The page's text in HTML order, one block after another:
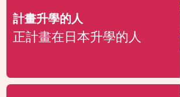
計畫升學的人
正計畫在日本升學的人